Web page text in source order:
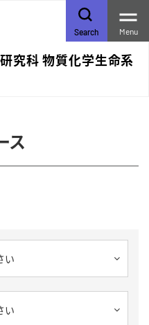
究科 物質化学⽣命系
Search Menu
ス
い
い